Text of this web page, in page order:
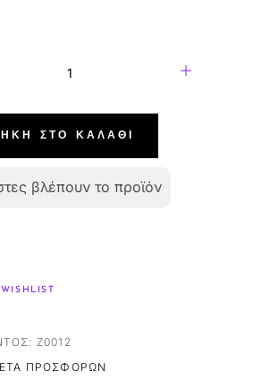
ΣΤΟ ΚΑΛΆΘΙ
βλέπουν το προϊόν
Z0012
ΠΡΟΣΦΟΡΏΝ